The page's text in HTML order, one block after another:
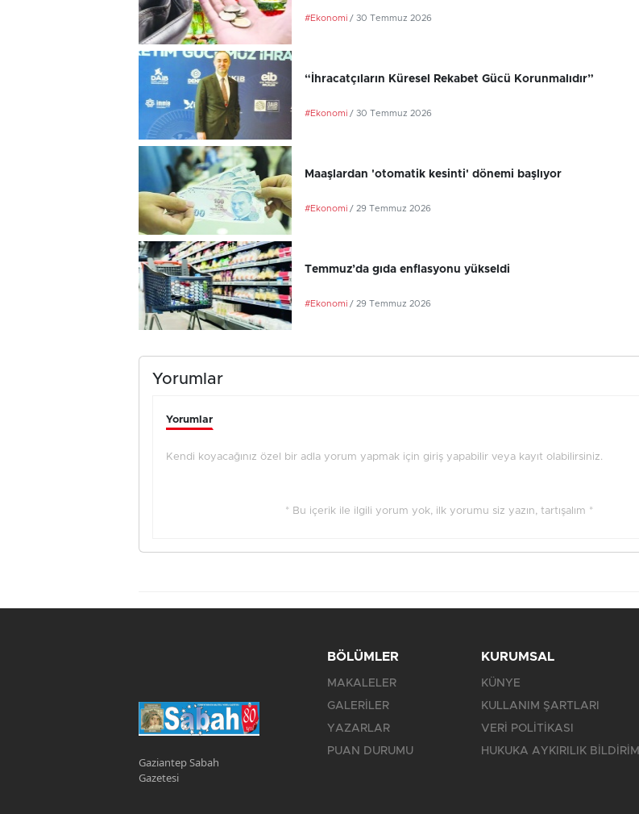
#Ekonomi / 30 Temmuz 2026
“İhracatçıların Küresel Rekabet Gücü Korunmalıdır”
#Ekonomi / 30 Temmuz 2026
Maaşlardan 'otomatik kesinti' dönemi başlıyor
#Ekonomi / 29 Temmuz 2026
Temmuz’da gıda enflasyonu yükseldi
#Ekonomi / 29 Temmuz 2026
Yorumlar
Yorumlar
Kendi koyacağınız özel bir adla yorum yapmak için giriş yapabilir veya kayıt olabilirsiniz.
* Bu içerik ile ilgili yorum yok, ilk yorumu siz yazın, tartışalım *
Gaziantep Sabah
Gazetesi
BÖLÜMLER
MAKALELER
GALERİLER
YAZARLAR
PUAN DURUMU
KURUMSAL
KÜNYE
KULLANIM ŞARTLARI
VERİ POLİTİKASI
HUKUKA AYKIRILIK BİLDİRİMİ